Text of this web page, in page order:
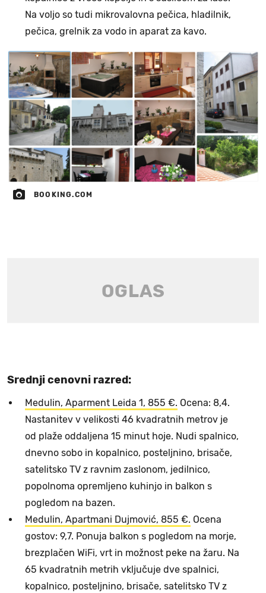
Na voljo so tudi mikrovalovna pečica, hladilnik,
pečica, grelnik za vodo in aparat za kavo.
BOOKING.COM
Srednji cenovni razred:
Medulin, Aparment Leida 1, 855 €. Ocena: 8,4.
Nastanitev v velikosti 46 kvadratnih metrov je
od plaže oddaljena 15 minut hoje. Nudi spalnico,
dnevno sobo in kopalnico, posteljnino, brisače,
satelitsko TV z ravnim zaslonom, jedilnico,
popolnoma opremljeno kuhinjo in balkon s
pogledom na bazen.
Medulin, Apartmani Dujmović, 855 €. Ocena
gostov: 9,7. Ponuja balkon s pogledom na morje,
brezplačen WiFi, vrt in možnost peke na žaru. Na
65 kvadratnih metrih vključuje dve spalnici,
kopalnico, posteljnino, brisače, satelitsko TV z